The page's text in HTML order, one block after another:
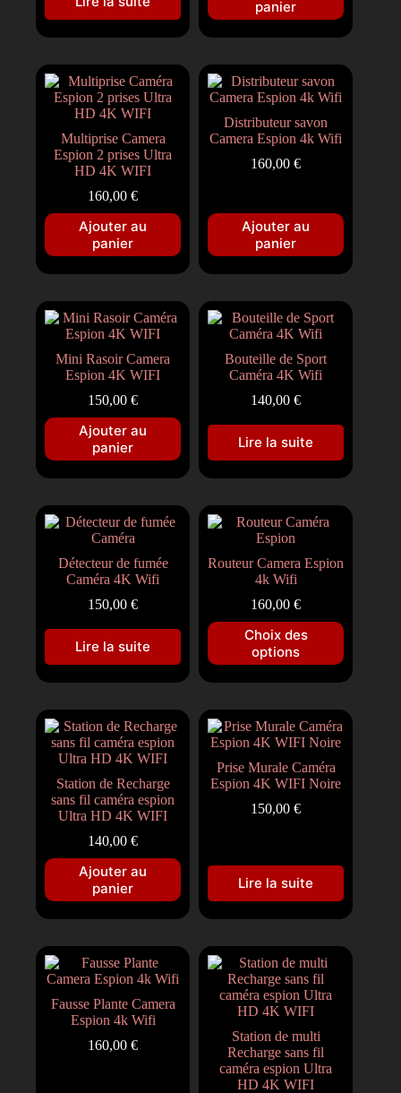
panier
Multiprise Camera
Espion 2 prises Ultra
HD 4K WIFI
160,00€
Ajouter au
panier
Distributeur savon
Camera Espion 4k Wifi
160,00€
Ajouter au
panier
Mini Rasoir Camera
Espion 4K WIFI
150,00€
Ajouter au
panier
Bouteille de Sport
Caméra 4K Wifi
140,00€
Lire la suite
Détecteur de fumée
Caméra 4K Wifi
150,00€
Lire la suite
Routeur Camera Espion
4k Wifi
160,00€
Choix des
options
Station de Recharge
sans fil caméra espion
Ultra HD 4K WIFI
140,00€
Ajouter au
panier
Prise Murale Caméra
Espion 4K WIFI Noire
150,00€
Lire la suite
Fausse Plante Camera
Espion 4k Wifi
160,00€
Station de multi
Recharge sans fil
caméra espion Ultra
HD 4K WIFI